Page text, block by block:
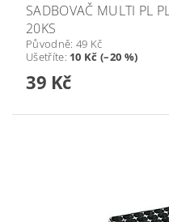
SADBOVAČ MULTI PL
20KS
Původně: 49 Kč
Ušetříte: 10 Kč (–20 %)
39 Kč